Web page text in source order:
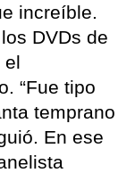
increíble.
DVDs de
el
“Fue tipo
temprano
En ese